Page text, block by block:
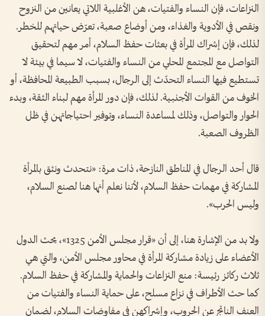
النزاعات، فإن النساء والفتيات، هن الأغلبية اللاتي يعانين من النزوح
ونقص في الأدوية والغذاء، ومن أوضاع صعبة، تعرّض حياتهم للخطر.
لذلك، فإن إشراك المرأة في بعثات حفظ السلام، أمر مهم لتحقيق
التواصل مع المجتمع المحلي من النساء والفتيات، لا سيما في بيئة لا
تستطيع فيها النساء التحدّث إلى الرجال، بسبب الطبيعة المحافظة، أو
الخوف من القوات الأجنبية. لذلك، فإن دور المرأة مهم لبناء الثقة، وبدء
الحوار والتواصل، وذلك لمساعدة النساء، وتوفير احتياجاتهن في ظل
الظروف الصعبة.
قال أحد الرجال في المناطق النازحة، ذات مرة: «نتحدث ونثق بالمرأة
المشاركة في مهمات حفظ السلام، لأننا نعلم أنها هنا لصنع السلام،
وليس الحرب».
ولا بد من الإشارة هنا، إلى أن «قرار مجلس الأمن 1325»، يحث الدول
الأعضاء على زيادة مشاركة المرأة في محاور مجلس الأمن، والتي هي
ثلاث ركائز رئيسة: منع النزاعات والحماية والمشاركة في حفظ السلام.
كما حث الأطراف في نزاع مسلح، على حماية النساء والفتيات من
العنف الناتج عن الحروب، وإشراكهن في مفاوضات السلام، لضمان